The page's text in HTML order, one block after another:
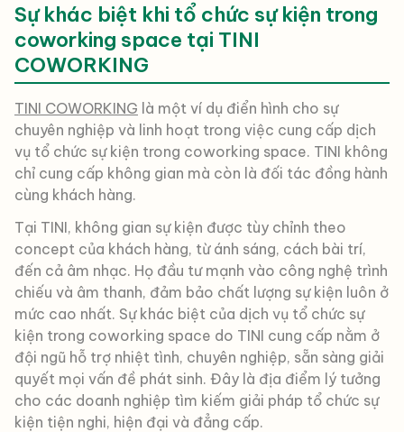
Sự khác biệt khi tổ chức sự kiện trong
coworking space tại TINI
COWORKING
TINI COWORKING là một ví dụ điển hình cho sự
chuyên nghiệp và linh hoạt trong việc cung cấp dịch
vụ tổ chức sự kiện trong coworking space. TINI không
chỉ cung cấp không gian mà còn là đối tác đồng hành
cùng khách hàng.
Tại TINI, không gian sự kiện được tùy chỉnh theo
concept của khách hàng, từ ánh sáng, cách bài trí,
đến cả âm nhạc. Họ đầu tư mạnh vào công nghệ trình
chiếu và âm thanh, đảm bảo chất lượng sự kiện luôn ở
mức cao nhất. Sự khác biệt của dịch vụ tổ chức sự
kiện trong coworking space do TINI cung cấp nằm ở
đội ngũ hỗ trợ nhiệt tình, chuyên nghiệp, sẵn sàng giải
quyết mọi vấn đề phát sinh. Đây là địa điểm lý tưởng
cho các doanh nghiệp tìm kiếm giải pháp tổ chức sự
kiện tiện nghi, hiện đại và đẳng cấp.